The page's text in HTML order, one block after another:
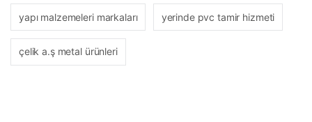
yapı malzemeleri markaları yerinde pvc tamir hizmeti
çelik a.ş metal ürünleri